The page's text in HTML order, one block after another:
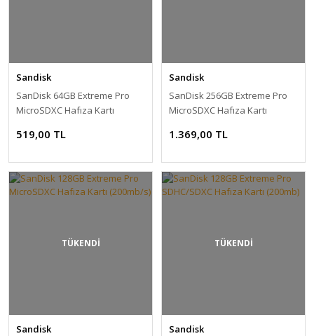
Sandisk
SanDisk 64GB Extreme Pro
MicroSDXC Hafıza Kartı
519,00 TL
Sandisk
SanDisk 256GB Extreme Pro
MicroSDXC Hafıza Kartı
1.369,00 TL
TÜKENDİ
Sandisk
TÜKENDİ
Sandisk